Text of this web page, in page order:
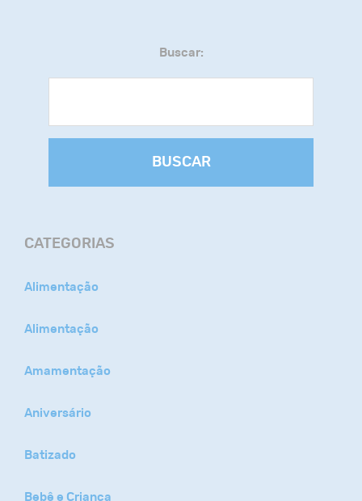
Buscar:
BUSCAR
CATEGORIAS
Alimentação
Alimentação
Amamentação
Aniversário
Batizado
Bebê e Criança